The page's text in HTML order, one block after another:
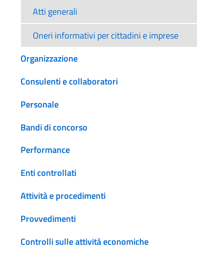
Atti generali
Oneri informativi per cittadini e imprese
Organizzazione
Consulenti e collaboratori
Personale
Bandi di concorso
Performance
Enti controllati
Attività e procedimenti
Provvedimenti
Controlli sulle attività economiche